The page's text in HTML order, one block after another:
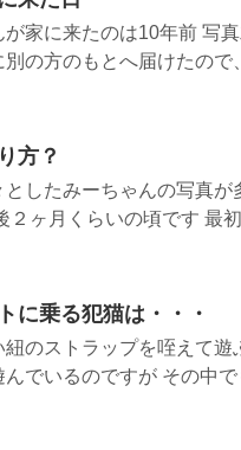
が家に来たのは10年前 写
別の方のもとへ届けたので
方？
としたみーちゃんの写真
２ヶ月くらいの頃です 最
に乗る犯猫は・・・
紐のストラップを咥えて
んでいるのですが その中